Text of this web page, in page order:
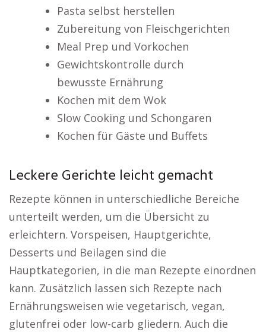
Pasta selbst herstellen
Zubereitung von Fleischgerichten
Meal Prep und Vorkochen
Gewichtskontrolle durch
bewusste Ernährung
Kochen mit dem Wok
Slow Cooking und Schongaren
Kochen für Gäste und Buffets
Leckere Gerichte leicht gemacht
Rezepte können in unterschiedliche Bereiche
unterteilt werden, um die Übersicht zu
erleichtern. Vorspeisen, Hauptgerichte,
Desserts und Beilagen sind die
Hauptkategorien, in die man Rezepte einordnen
kann. Zusätzlich lassen sich Rezepte nach
Ernährungsweisen wie vegetarisch, vegan,
glutenfrei oder low-carb gliedern. Auch die